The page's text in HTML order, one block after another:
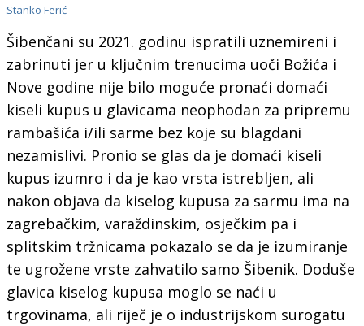
Stanko Ferić
Šibenčani su 2021. godinu ispratili uznemireni i
zabrinuti jer u ključnim trenucima uoči Božića i
Nove godine nije bilo moguće pronaći domaći
kiseli kupus u glavicama neophodan za pripremu
rambašića i/ili sarme bez koje su blagdani
nezamislivi. Pronio se glas da je domaći kiseli
kupus izumro i da je kao vrsta istrebljen, ali
nakon objava da kiselog kupusa za sarmu ima na
zagrebačkim, varaždinskim, osječkim pa i
splitskim tržnicama pokazalo se da je izumiranje
te ugrožene vrste zahvatilo samo Šibenik. Doduše
glavica kiselog kupusa moglo se naći u
trgovinama, ali riječ je o industrijskom surogatu